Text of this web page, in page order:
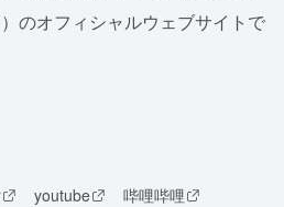
のオフィシャルウェブサイトで
youtube
哔哩哔哩